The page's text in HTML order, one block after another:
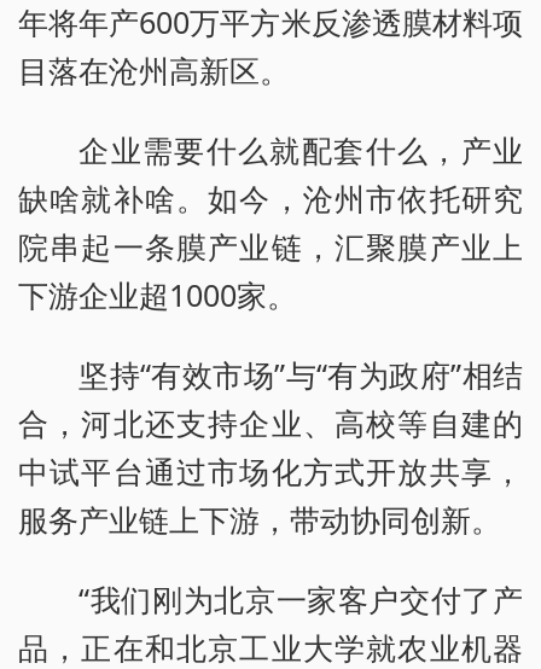
年将年产600万平方米反渗透膜材料项
目落在沧州高新区。
企业需要什么就配套什么，产业
缺啥就补啥。如今，沧州市依托研究
院串起一条膜产业链，汇聚膜产业上
下游企业超1000家。
坚持“有效市场”与“有为政府”相结
合，河北还支持企业、高校等自建的
中试平台通过市场化方式开放共享，
服务产业链上下游，带动协同创新。
“我们刚为北京一家客户交付了产
品，正在和北京工业大学就农业机器